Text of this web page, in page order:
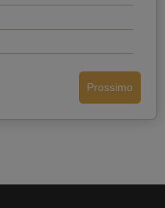
Prossimo
Indietro